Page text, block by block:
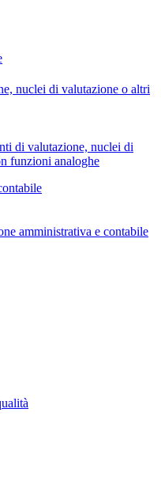
nuclei di valutazione o altri
di valutazione, nuclei di
funzioni analoghe
amministrativa e contabile